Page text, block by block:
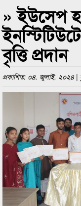
পুরস্কার বিতরণ সম্পন্ন
» ইউসেপ
বৃত্তি প্রদান
প্রকাশিত: ০৪. জুলাই. ২০২৪ |